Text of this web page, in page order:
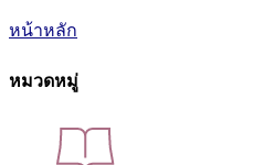
หน้าหลัก
หมวดหมู่